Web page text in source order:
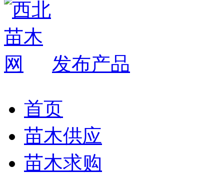
发布产品
首页
苗木供应
苗木求购